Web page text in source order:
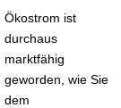
Ökostrom ist
durchaus
marktfähig
geworden, wie Sie
dem